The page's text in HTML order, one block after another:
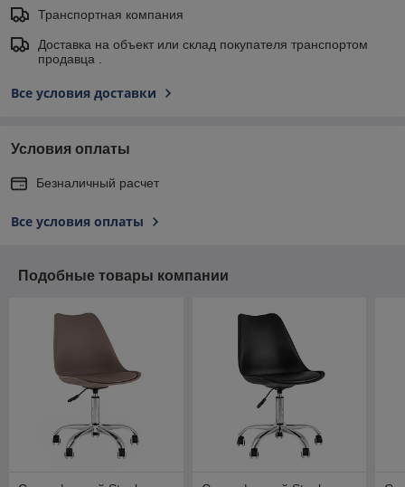
Транспортная компания
Доставка на объект или склад покупателя транспортом
продавца .
Все условия доставки
Условия оплаты
Безналичный расчет
Все условия оплаты
Подобные товары компании